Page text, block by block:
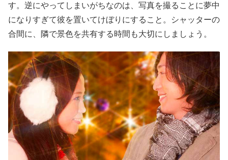
す。逆にやってしまいがちなのは、写真を撮ることに夢中
になりすぎて彼を置いてけぼりにすること。シャッターの
合間に、隣で景色を共有する時間も大切にしましょう。